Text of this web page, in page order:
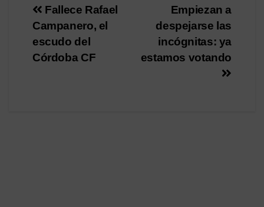
Navegación
de
entradas
Empiezan a
despejarse las
incógnitas: ya
estamos votando
Fallece Rafael
Campanero, el
escudo del
Córdoba CF